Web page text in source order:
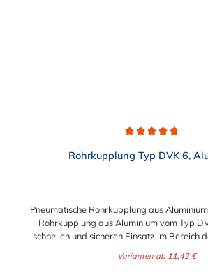
Rohrkupplung Typ DVK 6,
Pneumatische Rohrkupplung aus
Rohrkupplung aus Aluminium vom Typ
schnellen und sicheren Einsatz im Bereich
schnelleren Montierbarkeit
Varianten ab11,42 €